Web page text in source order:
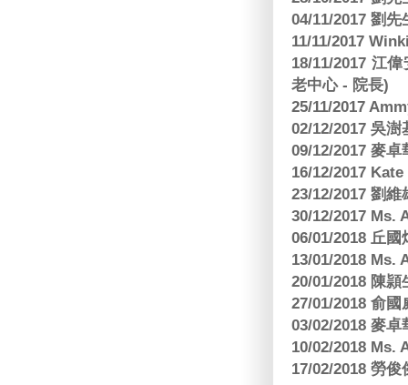
04/11/2017 劉
11/11/2017
18/11/2017 江
老中心 - 院長)
25/11/2017
02/12/2017 吳
09/12/2017 麥
16/12/2017
23/12/2017 劉
30/12/2017 Ms.
06/01/2018 丘
13/01/2018 Ms.
20/01/2018 陳
27/01/2018 俞
03/02/2018 麥
10/02/2018 Ms.
17/02/2018 勞